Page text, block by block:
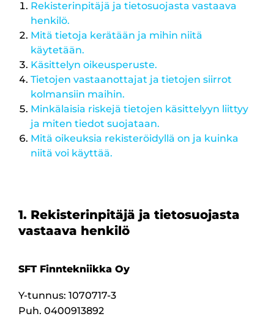
Rekisterinpitäjä ja tietosuojasta vastaava
henkilö.
Mitä tietoja kerätään ja mihin niitä
käytetään.
Käsittelyn oikeusperuste.
Tietojen vastaanottajat ja tietojen siirrot
kolmansiin maihin.
Minkälaisia riskejä tietojen käsittelyyn liittyy
ja miten tiedot suojataan.
Mitä oikeuksia rekisteröidyllä on ja kuinka
niitä voi käyttää.
1. Rekisterinpitäjä ja tietosuojasta
vastaava henkilö
SFT Finntekniikka Oy
Y-tunnus: 1070717-3
Puh. 0400913892